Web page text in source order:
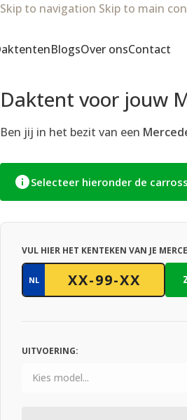
Skip to navigation Skip to main
BlogsOver onsContact
Daktent voor jouw
Ben jij in het bezit van een
Selecteer hieronder de
VUL HIER HET KENTEKEN VAN JE
NL
UITVOERING: